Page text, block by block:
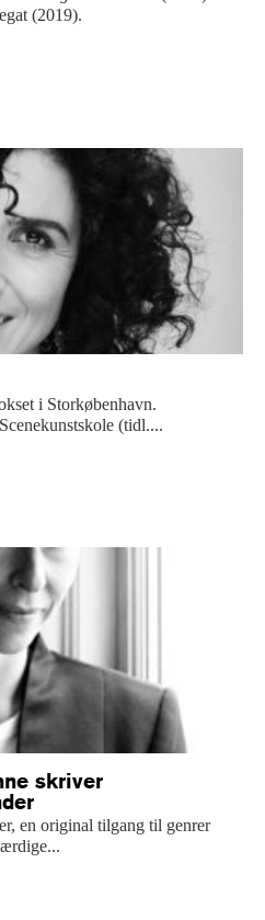
(2019).
i Storkøbenhavn.
Scenekunstskole (tidl....
skriver
en original tilgang til genrer